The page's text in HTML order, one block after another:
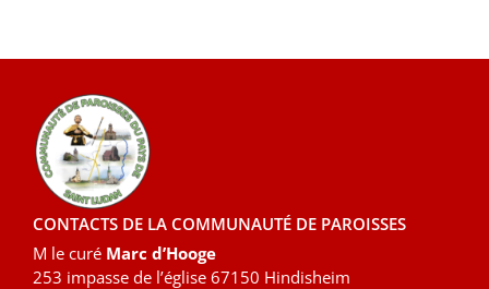
CONTACTS DE LA COMMUNAUTÉ DE PAROISSES
M le curé Marc d’Hooge
253 impasse de l’église 67150 Hindisheim